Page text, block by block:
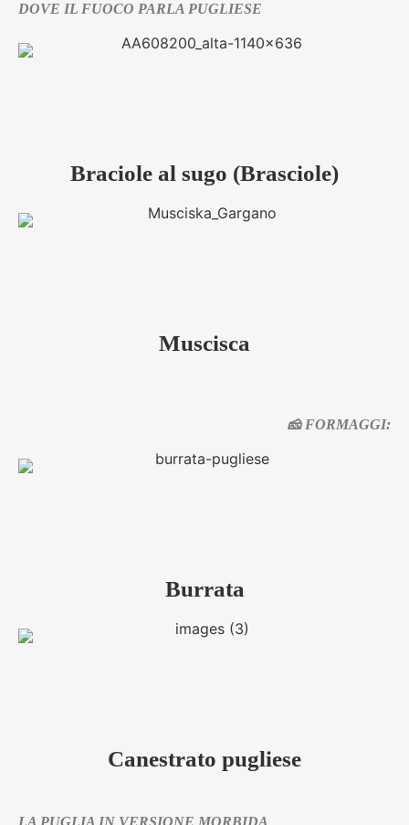
DOVE IL FUOCO PARLA PUGLIESE
Braciole al sugo (Brasciole)
Muscisca
🧀 FORMAGGI:
Burrata
Canestrato pugliese
LA PUGLIA IN VERSIONE MORBIDA